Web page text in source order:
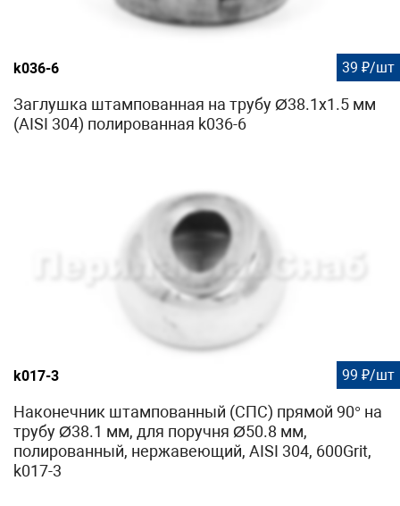
k036-6 39 ₽/шт
Заглушка штампованная на трубу Ø38.1х1.5 мм
(AISI 304) полированная k036-6
k017-3 99 ₽/шт
Наконечник штампованный (СПС) прямой 90° на
трубу Ø38.1 мм, для поручня Ø50.8 мм,
полированный, нержавеющий, AISI 304, 600Grit,
k017-3